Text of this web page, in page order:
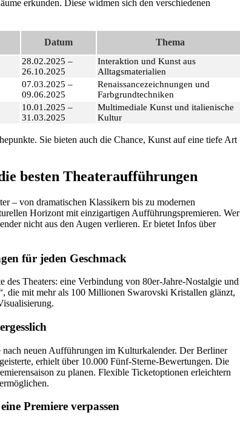
erkunden. Diese widmen sich den verschiedenen
Datum Thema
28.02.2025 –
26.10.2025
Interaktion und Kunst aus
Alltagsmaterialien
07.03.2025 –
09.06.2025
Renaissancezeichnungen und
Farbgrundtechniken
10.01.2025 –
31.03.2025
Multimediale Kunst und italienische
Kultur
Sie bieten auch die Chance, Kunst auf eine tiefe Art
besten Theateraufführungen
– von dramatischen Klassikern bis zu modernen
Horizont mit einzigartigen Aufführungspremieren. Wer
nicht aus den Augen verlieren. Er bietet Infos über
für jeden Geschmack
des Theaters: eine Verbindung von 80er-Jahre-Nostalgie und
mit mehr als 100 Millionen Swarovski Kristallen glänzt,
neuen Aufführungen im Kulturkalender. Der Berliner
erhielt über 10.000 Fünf-Sterne-Bewertungen. Die
zu planen. Flexible Ticketoptionen erleichtern
Premiere verpassen